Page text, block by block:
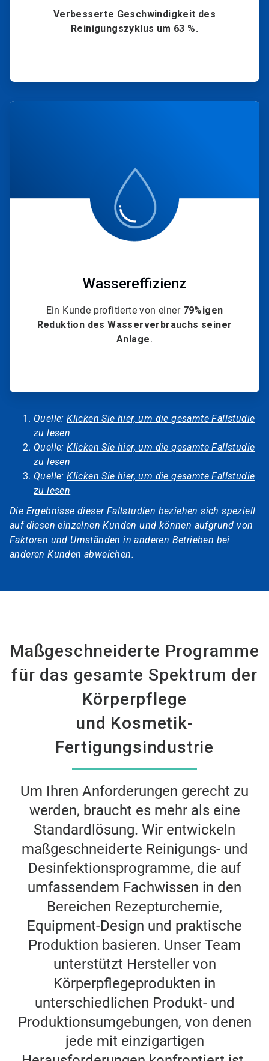
Verbesserte Geschwindigkeit des
Reinigungszyklus um 63 %.
Wassereffizienz
Ein Kunde profitierte von einer 79%igen
Reduktion des Wasserverbrauchs seiner
Anlage.
Quelle:Klicken Sie hier, um die gesamte Fallstudie
zu lesen
Quelle:Klicken Sie hier, um die gesamte Fallstudie
zu lesen
Quelle:Klicken Sie hier, um die gesamte Fallstudie
zu lesen
Die Ergebnisse dieser Fallstudien beziehen sich speziell
auf diesen einzelnen Kunden und können aufgrund von
Faktoren und Umständen in anderen Betrieben bei
anderen Kunden abweichen.
Maßgeschneiderte Programme
für das gesamte Spektrum der
Körperpflege
und Kosmetik-
Fertigungsindustrie
Um Ihren Anforderungen gerecht zu
werden, braucht es mehr als eine
Standardlösung. Wir entwickeln
maßgeschneiderte Reinigungs- und
Desinfektionsprogramme, die auf
umfassendem Fachwissen in den
Bereichen Rezepturchemie,
Equipment-Design und praktische
Produktion basieren. Unser Team
unterstützt Hersteller von
Körperpflegeprodukten in
unterschiedlichen Produkt- und
Produktionsumgebungen, von denen
jede mit einzigartigen